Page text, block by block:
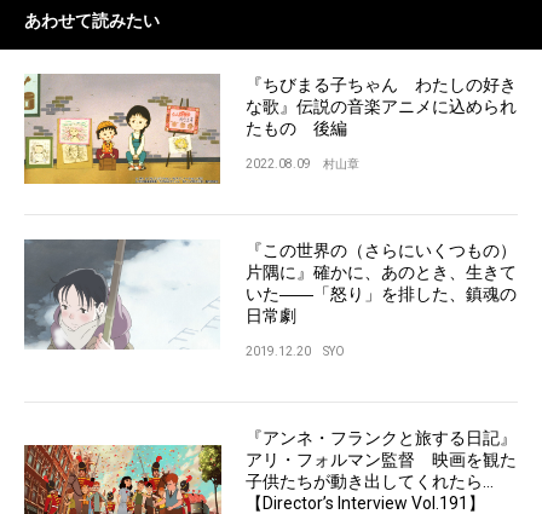
あわせて読みたい
『ちびまる子ちゃん わたしの好き
な歌』伝説の音楽アニメに込められ
たもの 後編
2022.08.09 村山章
『この世界の（さらにいくつもの）
片隅に』確かに、あのとき、生きて
いた――「怒り」を排した、鎮魂の
日常劇
2019.12.20 SYO
『アンネ・フランクと旅する日記』
アリ・フォルマン監督 映画を観た
子供たちが動き出してくれたら…
【Director’s Interview Vol.191】